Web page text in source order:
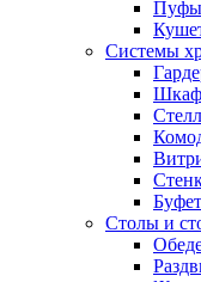
Пуфы
Системы
Столы и